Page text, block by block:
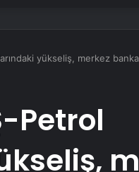
yükseliş, merkez
Petrol